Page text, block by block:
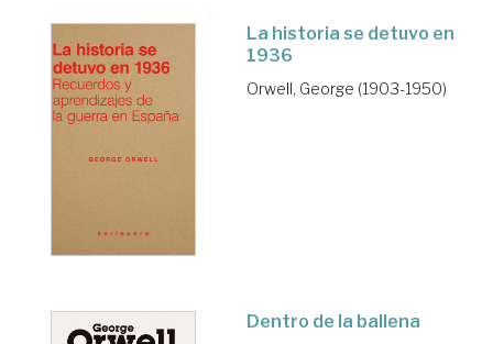
La historia se detuvo en
1936
Orwell, George (1903-1950)
Dentro de la ballena